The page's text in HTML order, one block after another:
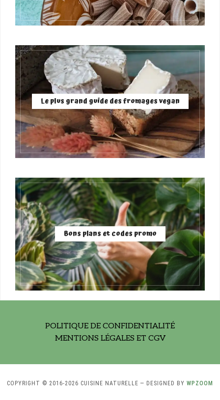
Le plus grand guide des fromages vegan
Bons plans et codes promo
POLITIQUE DE CONFIDENTIALITÉ
MENTIONS LÉGALES ET CGV
COPYRIGHT © 2016-2026 CUISINE NATURELLE — DESIGNED BY WPZOOM